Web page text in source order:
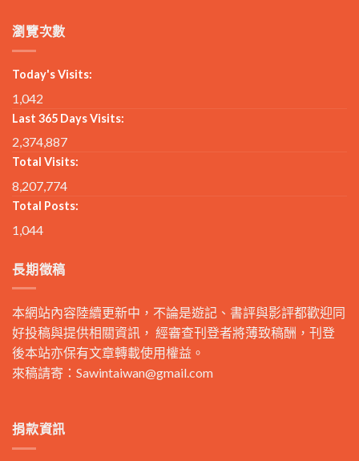
瀏覽次數
Today's Visits:
1,042
Last 365 Days Visits:
2,374,887
Total Visits:
8,207,774
Total Posts:
1,044
長期徵稿
本網站內容陸續更新中，不論是遊記、書評與影評都歡迎同
好投稿與提供相關資訊， 經審查刊登者將薄致稿酬，刊登
後本站亦保有文章轉載使用權益。
來稿請寄： Sawintaiwan@gmail.com
捐款資訊